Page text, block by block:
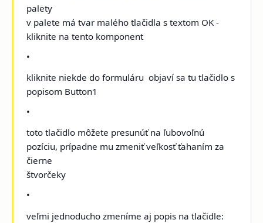
palety ­
v palete má tvar malého tlačidla s textom OK ­
kliknite na tento komponent
•
kliknite niekde do formuláru ­ objaví sa tu tlačidlo s
popisom Button1
•
toto tlačidlo môžete presunúť na ľubovoľnú
pozíciu, prípadne mu zmeniť veľkosť ťahaním za
čierne
štvorčeky
•
veľmi jednoducho zmeníme aj popis na tlačidle: